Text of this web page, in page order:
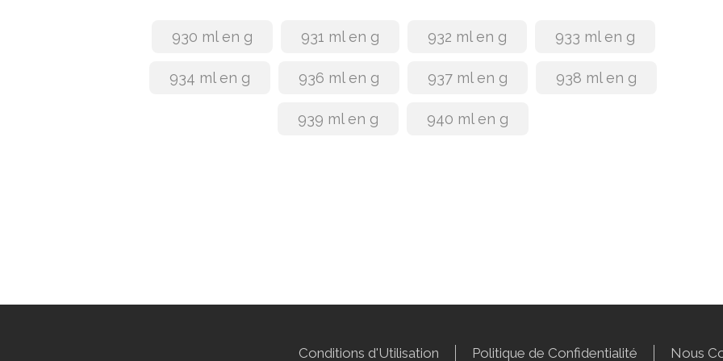
930 ml en g 931 ml en g 932 ml en g 933 ml en g
934 ml en g 936 ml en g 937 ml en g 938 ml en g
939 ml en g 940 ml en g
Conditions d'Utilisation Politique de Confidentialité Nous